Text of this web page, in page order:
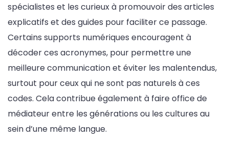
spécialistes et les curieux à promouvoir des articles
explicatifs et des guides pour faciliter ce passage.
Certains supports numériques encouragent à
décoder ces acronymes, pour permettre une
meilleure communication et éviter les malentendus,
surtout pour ceux qui ne sont pas naturels à ces
codes. Cela contribue également à faire office de
médiateur entre les générations ou les cultures au
sein d’une même langue.